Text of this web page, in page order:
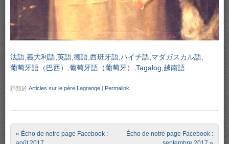
法語 義大利語 英語 德語 西班牙語 ハイチ語 マダガスカル語
葡萄牙語（巴西）
葡萄牙語（葡萄牙） Tagalog 越南語
歸類於 Articles sur le père Lagrange | Permalink
Post navigation
« Écho de notre page Facebook :
Écho de notre page Facebook :